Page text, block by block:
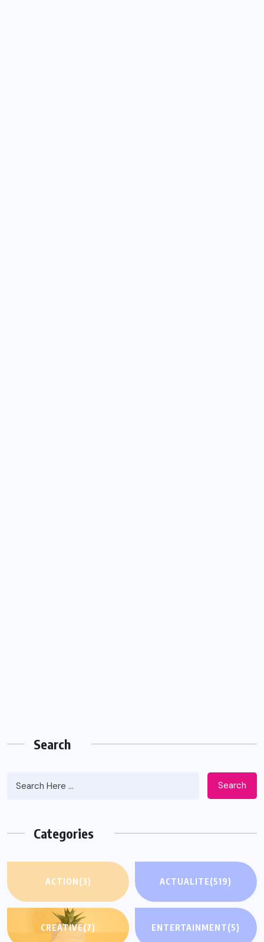
Search
Search
Categories
ACTION(3) ACTUALITE(519)
CREATIVE(7) ENTERTAINMENT(5)